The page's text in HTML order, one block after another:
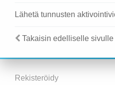
Lähetä tunnusten
Takaisin edelliselle sivulle
Rekisteröidy